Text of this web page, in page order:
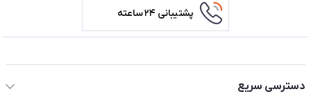
پشتیبانی ۲۴ ساعته
دسترسی سریع